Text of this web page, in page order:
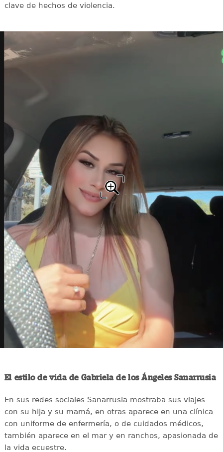
clave de hechos de violencia.
El estilo de vida de Gabriela de los Ángeles Sanarrusia
En sus redes sociales Sanarrusia mostraba sus viajes
con su hija y su mamá, en otras aparece en una clínica
con uniforme de enfermería, o de cuidados médicos,
también aparece en el mar y en ranchos, apasionada de
la vida ecuestre.